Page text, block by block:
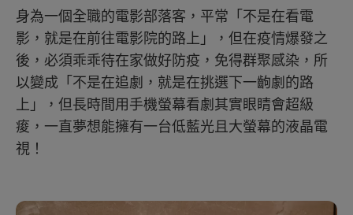
身為一個全職的電影部落客，平常「不是在看電
影，就是在前往電影院的路上」，但在疫情爆發之
後，必須乖乖待在家做好防疫，免得群聚感染，所
以變成「不是在追劇，就是在挑選下一齣劇的路
上」，但長時間用手機螢幕看劇其實眼睛會超級
痠，一直夢想能擁有一台低藍光且大螢幕的液晶電
視！